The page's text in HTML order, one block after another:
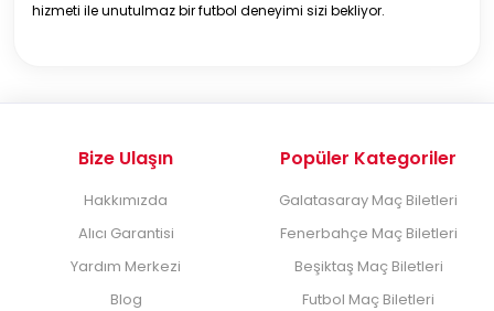
hizmeti ile unutulmaz bir futbol deneyimi sizi bekliyor.
Bize Ulaşın
Hakkımızda
Alıcı Garantisi
Yardım Merkezi
Blog
Popüler Kategoriler
Galatasaray Maç Biletleri
Fenerbahçe Maç Biletleri
Beşiktaş Maç Biletleri
Futbol Maç Biletleri